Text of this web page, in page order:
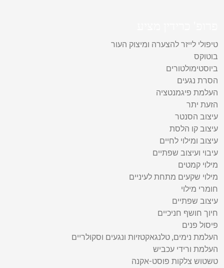
טיפולי לייזר להצערה ומיצוק העור
בוטוקס
ביוסטימולטורים
הסרת נגעים
העלמת פיגמנטציה
הזעת יתר
עיצוב הסנטר
עיצוב קו הלסת
עיצוב ומילוי לחיים
עיבוי ועיצוב שפתיים
מילוי קמטים
מילוי שקעים מתחת לעיניים
חומרי מילוי
עיצוב שפתיים
חיוך חושף חניכיים
פיסול פנים
העלמת נימים, טלנגאקטזיות ונגעים וסקולריים
העלמת ורידי עכביש
טשטוש צלקות פוסט-אקנה